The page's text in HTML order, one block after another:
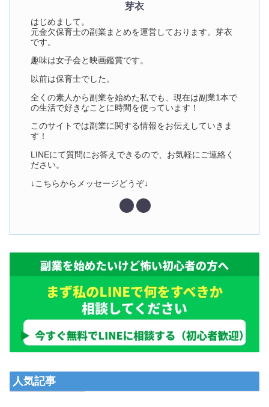
芽衣
はじめまして。
元金欠保育士の副業まとめを運営しております。芽衣
です。
趣味は女子会と映画鑑賞です。
以前は保育士でした。
全くの素人から副業を始めた私でも、現在は副業1本で
の生活で好きなことに時間を使っています！
このサイトでは副業に関する情報をお伝えしていきま
す！
LINEにて質問にお答えできるので、お気軽にご連絡く
ださい。
↓こちらからメッセージどうぞ↓
人気記事